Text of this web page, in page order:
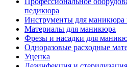
педикюра
Инструменты для маникюра
Материалы для маникюра
Фрезы и насадки для
Одноразовые расходные
Уценка